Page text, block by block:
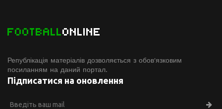
FOOTBALLONLINE
Републікація матеріалів дозволяється з обов'язковим
посиланням на даний портал.
Підписатися на оновлення